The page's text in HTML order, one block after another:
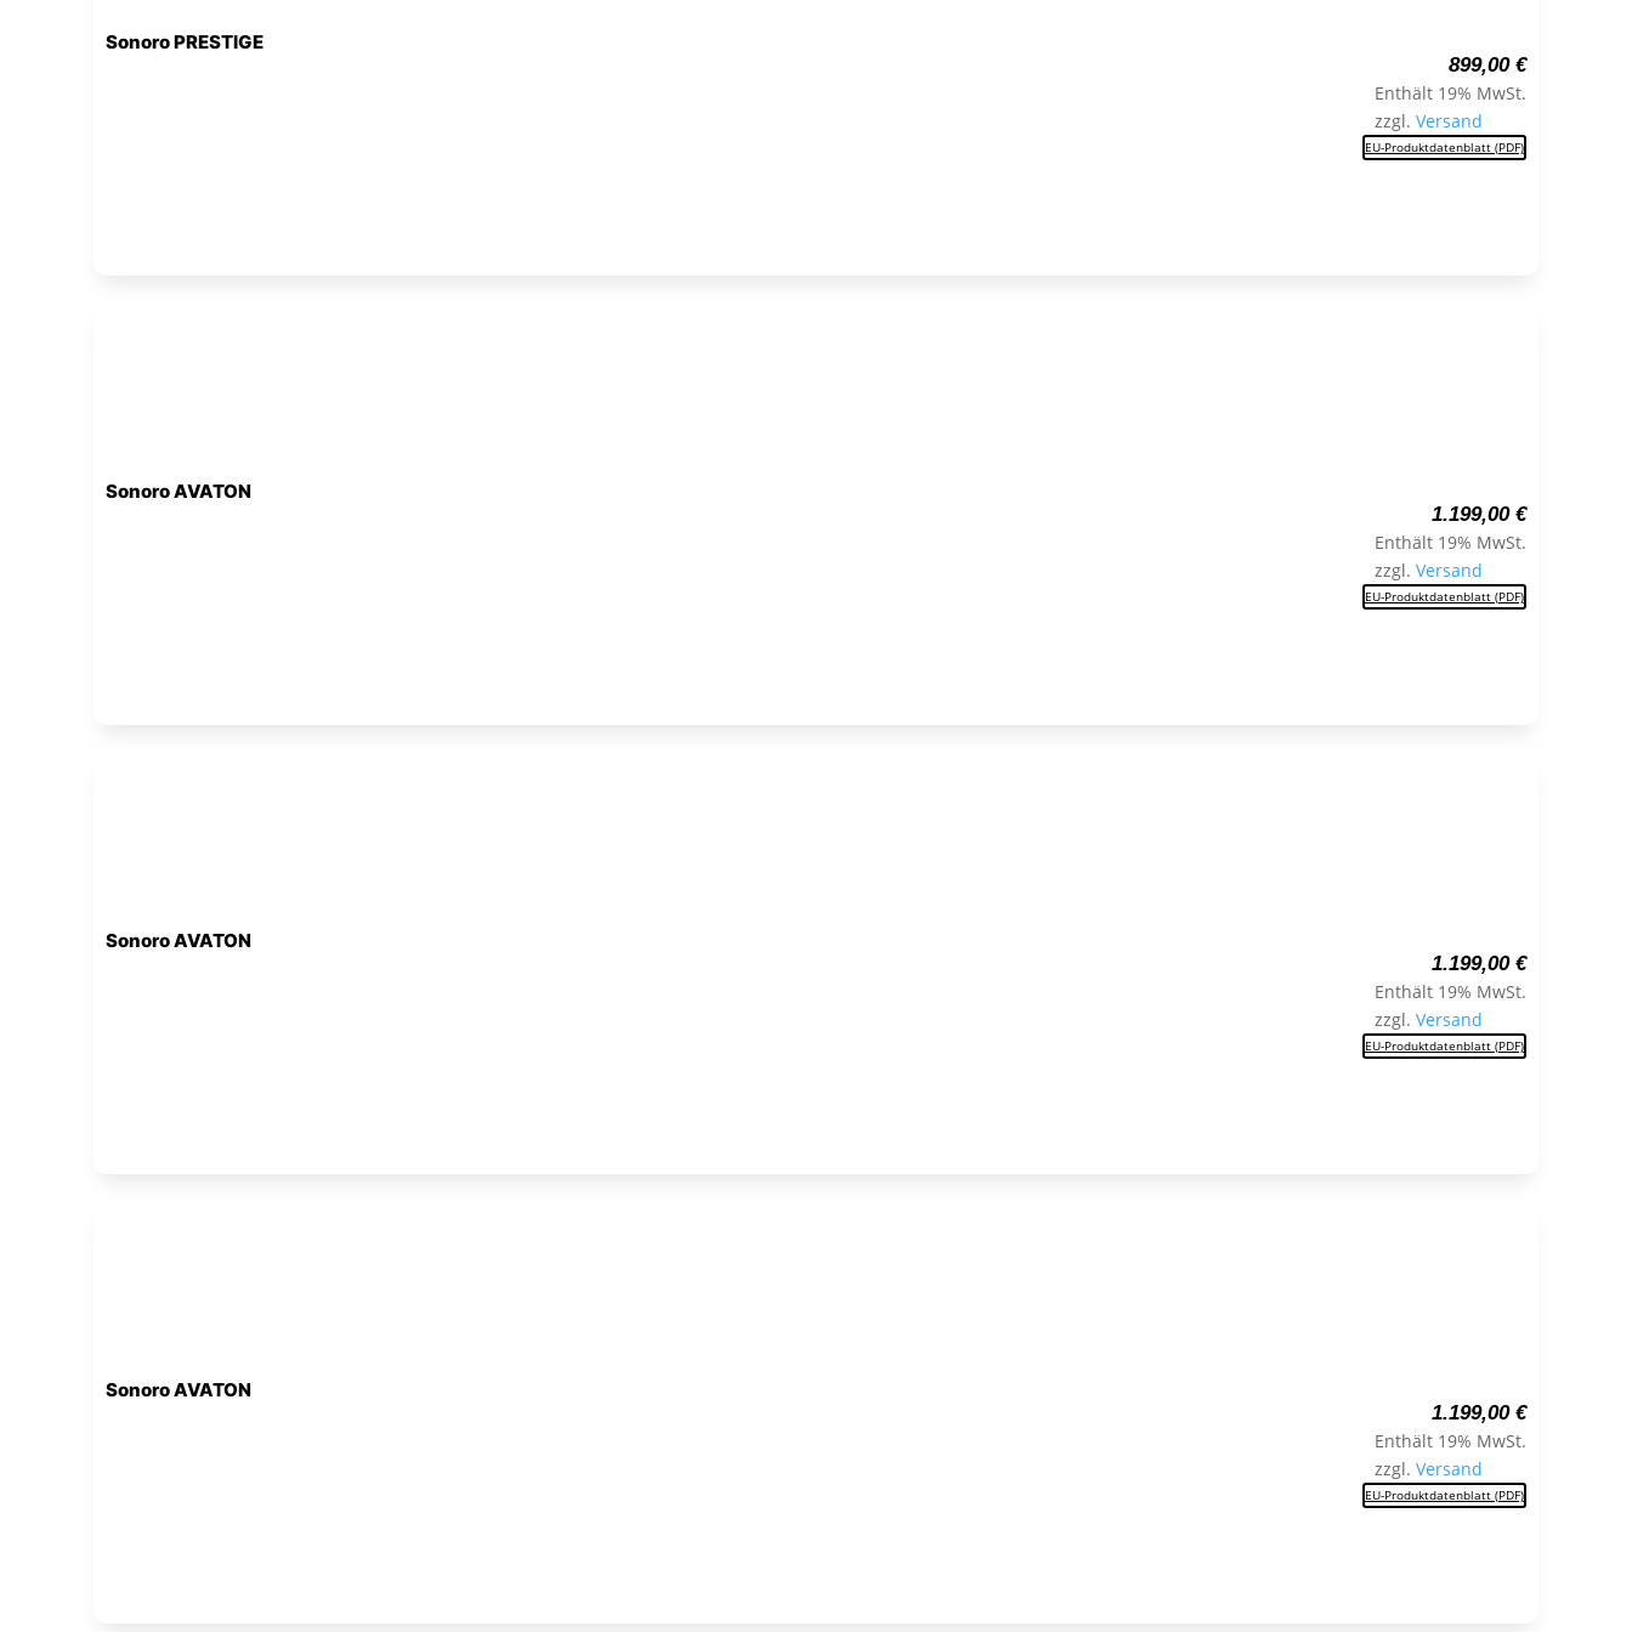
Sonoro PRESTIGE
899,00 €
Enthält 19% MwSt.
zzgl. Versand
EU-Produktdatenblatt (PDF)
Sonoro AVATON
1.199,00 €
Enthält 19% MwSt.
zzgl. Versand
EU-Produktdatenblatt (PDF)
Sonoro AVATON
1.199,00 €
Enthält 19% MwSt.
zzgl. Versand
EU-Produktdatenblatt (PDF)
Sonoro AVATON
1.199,00 €
Enthält 19% MwSt.
zzgl. Versand
EU-Produktdatenblatt (PDF)